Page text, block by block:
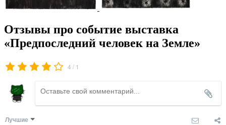
Отзывы про событие выставка
«Предпоследний человек на Земле»
4 / 1
Лучшие